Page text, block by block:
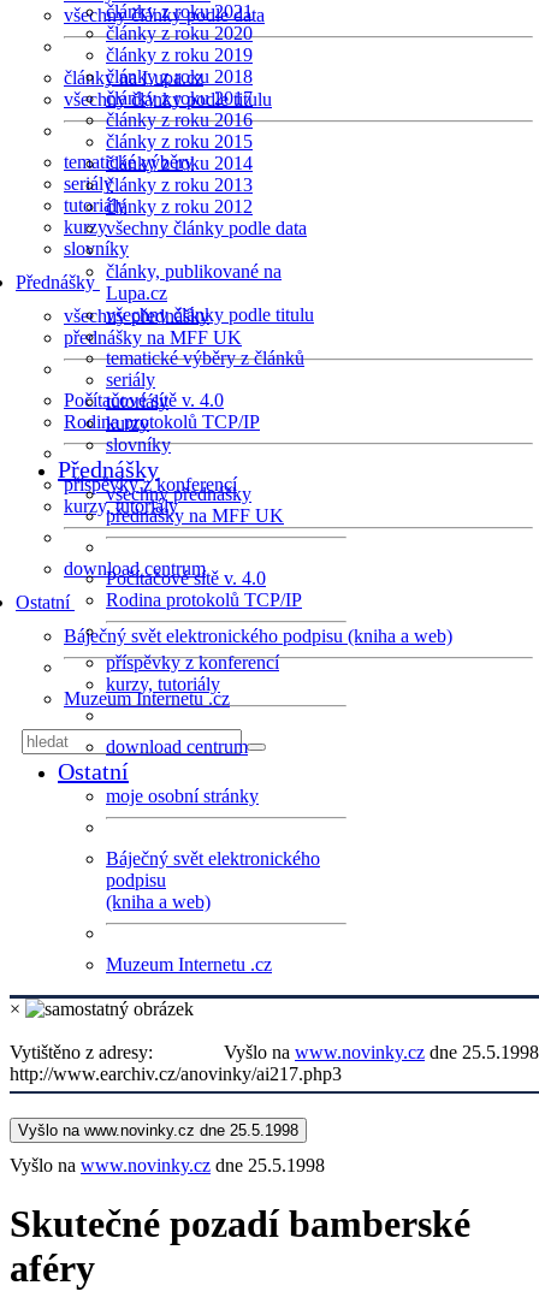
všechny články podle data
články na Lupa.cz
všechny články podle titulu
tematické výběry
seriály
tutoriály
kurzy
slovníky
Přednášky
všechny přednášky
přednášky na MFF UK
Počítačové sítě v. 4.0
Rodina protokolů TCP/IP
příspěvky z konferencí
kurzy, tutoriály
download centrum
Ostatní
Báječný svět elektronického podpisu (kniha a web)
Muzeum Internetu .cz
články z roku 2021
články z roku 2020
články z roku 2019
články z roku 2018
články z roku 2017
články z roku 2016
články z roku 2015
články z roku 2014
články z roku 2013
články z roku 2012
všechny články podle data
články, publikované na
Lupa.cz
všechny články podle titulu
tematické výběry z článků
seriály
tutoriály
kurzy
slovníky
Přednášky
všechny přednášky
přednášky na MFF UK
Počítačové sítě v. 4.0
Rodina protokolů TCP/IP
příspěvky z konferencí
kurzy, tutoriály
download centrum
Ostatní
moje osobní stránky
Báječný svět elektronického
podpisu
(kniha a web)
Muzeum Internetu .cz
×
Vyšlo na www.novinky.cz dne 25.5.1998
Vytištěno z adresy:
http://www.earchiv.cz/anovinky/ai217.php3
Vyšlo na www.novinky.cz dne 25.5.1998
Vyšlo na www.novinky.cz dne 25.5.1998
Skutečné pozadí bamberské
aféry